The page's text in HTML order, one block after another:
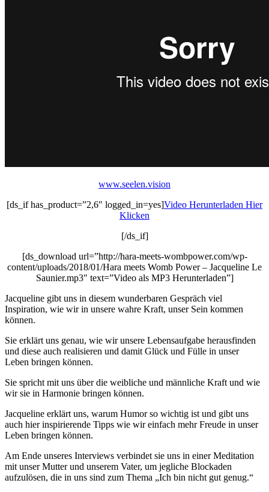
www.seelen.vision
[ds_if has_product=”2,6″ logged_in=yes]Video Herunterladen Hier
Klicken
[/ds_if]
[ds_download url=”http://hara-meets-wombpower.com/wp-
content/uploads/2018/01/Hara meets Womb Power – Jacqueline Le
Saunier.mp3″ text=”Video als MP3 Herunterladen”]
Jacqueline gibt uns in diesem wunderbaren Gespräch viel
Inspiration, wie wir in unsere wahre Kraft, unser Sein kommen
können.
Sie erklärt uns genau, wie wir unsere Lebensaufgabe herausfinden
und diese auch realisieren und damit Glück und Fülle in unser
Leben bringen können.
Sie spricht mit uns über die weibliche und männliche Kraft und wie
wir sie in Harmonie bringen können.
Jacqueline erklärt uns, warum Humor so wichtig ist und gibt uns
auch hier inspirierende Tipps wie wir einfach mehr Freude in unser
Leben bringen können.
Am Ende unseres Interviews verbindet sie uns in einer Meditation
mit unser Mutter und unserem Vater, um jegliche Blockaden
aufzulösen, die in uns sind zum Thema „Ich bin nicht gut genug.“